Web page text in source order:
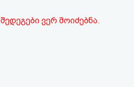
შედეგები ვერ მოიძებნა.